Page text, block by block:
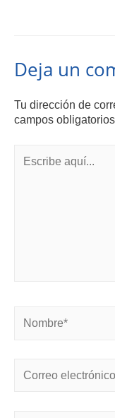
Deja un
Tu dirección de
campos